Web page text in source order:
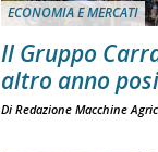
ECONOMIA E MERCATI
Il Gruppo
altro anno
Di Redazione Macchine